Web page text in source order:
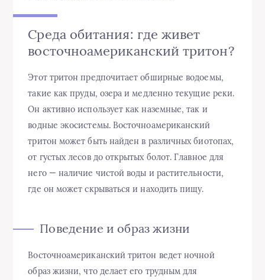
Среда обитания: где живет
восточноамериканский тритон?
Этот тритон предпочитает обширные водоемы,
такие как пруды, озера и медленно текущие реки.
Он активно использует как наземные, так и
водные экосистемы. Восточноамериканский
тритон может быть найден в различных биотопах,
от густых лесов до открытых болот. Главное для
него — наличие чистой воды и растительности,
где он может скрываться и находить пищу.
Поведение и образ жизни
Восточноамериканский тритон ведет ночной
образ жизни, что делает его трудным для